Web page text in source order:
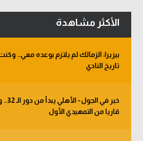
الأكثر مشاهدة
بيزيرا: الزمالك لم يلتزم بوعده معي..
تاريخ النادي
خبر
قاريا من التمهيدي الأول